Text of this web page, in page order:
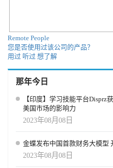
Remote People
您是否使用过该公司的产品？
用过 听过 想了解
那年今日
【印度】学习技能平台Disprz
美国市场的影响力
2023年08月08日
金蝶发布中国首款财务大模型
2023年08月08日